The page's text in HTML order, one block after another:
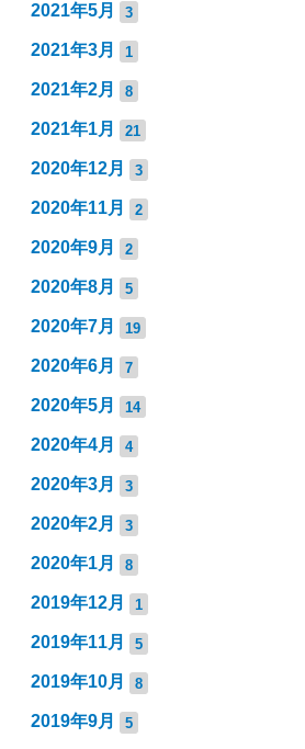
2021年5月 3
2021年3月 1
2021年2月 8
2021年1月 21
2020年12月 3
2020年11月 2
2020年9月 2
2020年8月 5
2020年7月 19
2020年6月 7
2020年5月 14
2020年4月 4
2020年3月 3
2020年2月 3
2020年1月 8
2019年12月 1
2019年11月 5
2019年10月 8
2019年9月 5